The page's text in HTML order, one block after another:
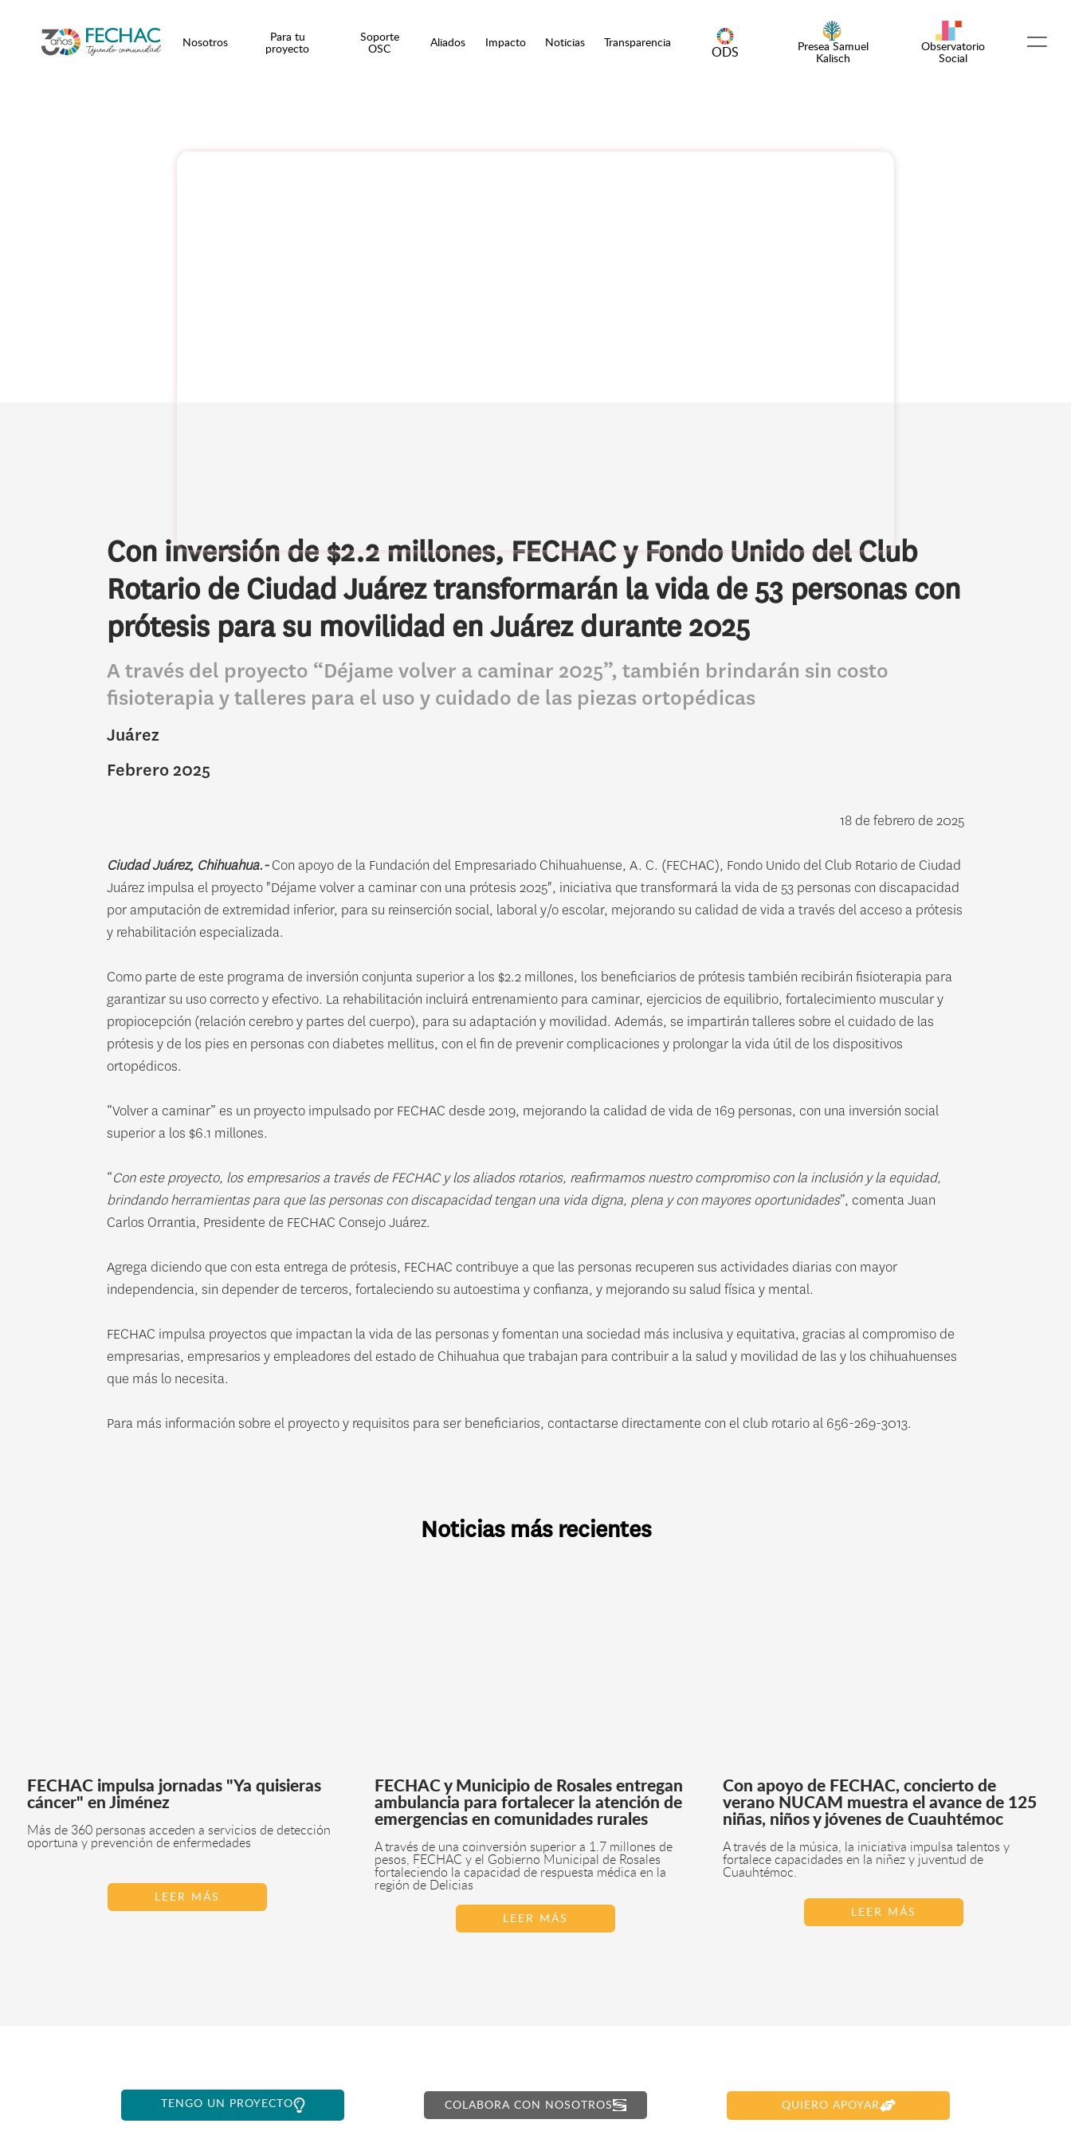
Nosotros
Para tu
proyecto
Soporte
OSC
Aliados Impacto Noticias Transparencia
ODS
Presea Samuel
Kalisch
Observatorio
Social
Con inversión de $2.2 millones, FECHAC y Fondo Unido del Club
Rotario de Ciudad Juárez transformarán la vida de 53 personas con
prótesis para su movilidad en Juárez durante 2025
A través del proyecto “Déjame volver a caminar 2025”, también brindarán sin costo
fisioterapia y talleres para el uso y cuidado de las piezas ortopédicas
Juárez
Febrero 2025
18 de febrero de 2025
Ciudad Juárez, Chihuahua.-Con apoyo de la Fundación del Empresariado Chihuahuense, A. C. (FECHAC), Fondo Unido del Club Rotario de Ciudad
Juárez impulsa el proyecto "Déjame volver a caminar con una prótesis 2025", iniciativa que transformará la vida de 53 personas con discapacidad
por amputación de extremidad inferior, para su reinserción social, laboral y/o escolar, mejorando su calidad de vida a través del acceso a prótesis
y rehabilitación especializada.
Como parte de este programa de inversión conjunta superior a los $2.2 millones, los beneficiarios de prótesis también recibirán fisioterapia para
garantizar su uso correcto y efectivo. La rehabilitación incluirá entrenamiento para caminar, ejercicios de equilibrio, fortalecimiento muscular y
propiocepción (relación cerebro y partes del cuerpo), para su adaptación y movilidad. Además, se impartirán talleres sobre el cuidado de las
prótesis y de los pies en personas con diabetes mellitus, con el fin de prevenir complicaciones y prolongar la vida útil de los dispositivos
ortopédicos.
“Volver a caminar” es un proyecto impulsado por FECHAC desde 2019, mejorando la calidad de vida de 169 personas, con una inversión social
superior a los $6.1 millones.
“Con este proyecto, los empresarios a través de FECHAC y los aliados rotarios, reafirmamos nuestro compromiso con la inclusión y la equidad,
brindando herramientas para que las personas con discapacidad tengan una vida digna, plena y con mayores oportunidades”, comenta Juan
Carlos Orrantia, Presidente de FECHAC Consejo Juárez.
Agrega diciendo que con esta entrega de prótesis, FECHAC contribuye a que las personas recuperen sus actividades diarias con mayor
independencia, sin depender de terceros, fortaleciendo su autoestima y confianza, y mejorando su salud física y mental.
FECHAC impulsa proyectos que impactan la vida de las personas y fomentan una sociedad más inclusiva y equitativa, gracias al compromiso de
empresarias, empresarios y empleadores del estado de Chihuahua que trabajan para contribuir a la salud y movilidad de las y los chihuahuenses
que más lo necesita.
Para más información sobre el proyecto y requisitos para ser beneficiarios, contactarse directamente con el club rotario al 656-269-3013.
Noticias más recientes
FECHAC impulsa jornadas "Ya quisieras
cáncer" en Jiménez
Más de 360 personas acceden a servicios de detección
oportuna y prevención de enfermedades
LEER MÁS
FECHAC y Municipio de Rosales entregan
ambulancia para fortalecer la atención de
emergencias en comunidades rurales
A través de una coinversión superior a 1.7 millones de
pesos, FECHAC y el Gobierno Municipal de Rosales
fortaleciendo la capacidad de respuesta médica en la
región de Delicias
LEER MÁS
Con apoyo de FECHAC, concierto de
verano NUCAM muestra el avance de 125
niñas, niños y jóvenes de Cuauhtémoc
A través de la música, la iniciativa impulsa talentos y
fortalece capacidades en la niñez y juventud de
Cuauhtémoc.
LEER MÁS
TENGO UN PROYECTO COLABORA CON NOSOTROS QUIERO APOYAR